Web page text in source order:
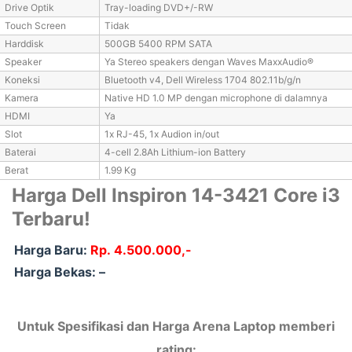
Drive Optik
Tray-loading DVD+/-RW
Touch Screen
Tidak
Harddisk
500GB 5400 RPM SATA
Speaker
Ya Stereo speakers dengan Waves MaxxAudio®
Koneksi
Bluetooth v4, Dell Wireless 1704 802.11b/g/n
Kamera
Native HD 1.0 MP dengan microphone di dalamnya
HDMI
Ya
Slot
1x RJ-45, 1x Audion in/out
Baterai
4-cell 2.8Ah Lithium-ion Battery
Berat
1.99 Kg
Harga Dell Inspiron 14-3421 Core i3
Terbaru!
Harga Baru: Rp. 4.500.000,-
Harga Bekas: –
Untuk Spesifikasi dan Harga Arena Laptop memberi